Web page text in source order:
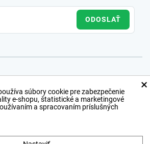
ODOSLAŤ
×
súbory cookie pre zabezpečenie
e-shopu, štatistické a marketingové
a spracovaním príslušných